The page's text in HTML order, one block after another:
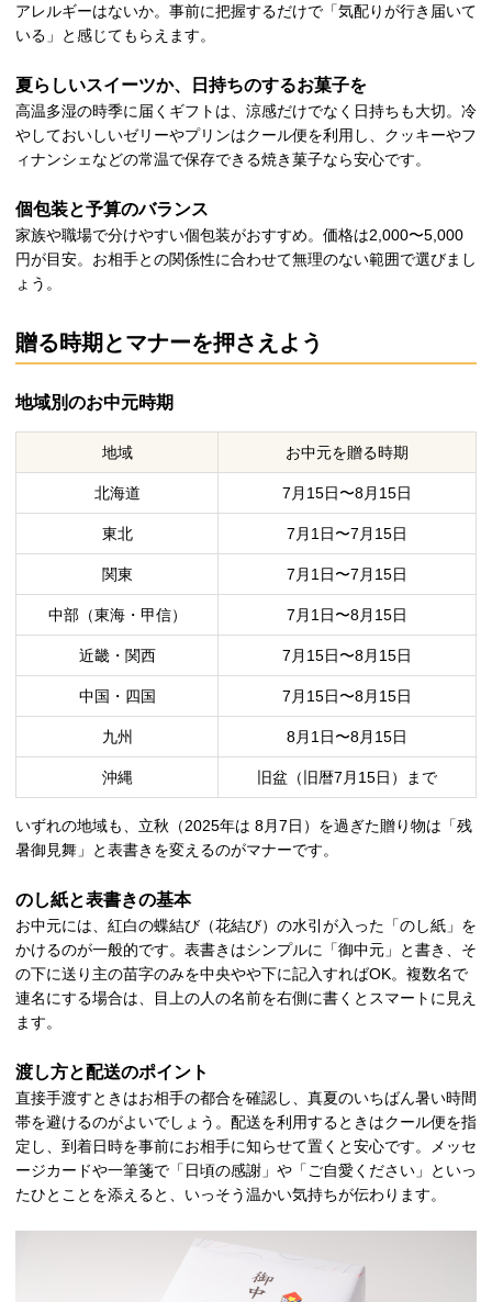
アレルギーはないか。事前に把握するだけで「気配りが行き届いて
いる」と感じてもらえます。
夏らしいスイーツか、日持ちのするお菓子を
高温多湿の時季に届くギフトは、涼感だけでなく日持ちも大切。冷
やしておいしいゼリーやプリンはクール便を利用し、クッキーやフ
ィナンシェなどの常温で保存できる焼き菓子なら安心です。
個包装と予算のバランス
家族や職場で分けやすい個包装がおすすめ。価格は2,000〜5,000
円が目安。お相手との関係性に合わせて無理のない範囲で選びまし
ょう。
贈る時期とマナーを押さえよう
地域別のお中元時期
地域 お中元を贈る時期
北海道 7月15日〜8月15日
東北 7月1日〜7月15日
関東 7月1日〜7月15日
中部（東海・甲信） 7月1日〜8月15日
近畿・関西 7月15日〜8月15日
中国・四国 7月15日〜8月15日
九州 8月1日〜8月15日
沖縄 旧盆（旧暦7月15日）まで
いずれの地域も、立秋（2025年は 8月7日）を過ぎた贈り物は「残
暑御見舞」と表書きを変えるのがマナーです。
のし紙と表書きの基本
お中元には、紅白の蝶結び（花結び）の水引が入った「のし紙」を
かけるのが一般的です。表書きはシンプルに「御中元」と書き、そ
の下に送り主の苗字のみを中央やや下に記入すればOK。複数名で
連名にする場合は、目上の人の名前を右側に書くとスマートに見え
ます。
渡し方と配送のポイント
直接手渡すときはお相手の都合を確認し、真夏のいちばん暑い時間
帯を避けるのがよいでしょう。配送を利用するときはクール便を指
定し、到着日時を事前にお相手に知らせて置くと安心です。メッセ
ージカードや一筆箋で「日頃の感謝」や「ご自愛ください」といっ
たひとことを添えると、いっそう温かい気持ちが伝わります。